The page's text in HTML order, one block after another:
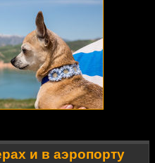
и в аэропорту